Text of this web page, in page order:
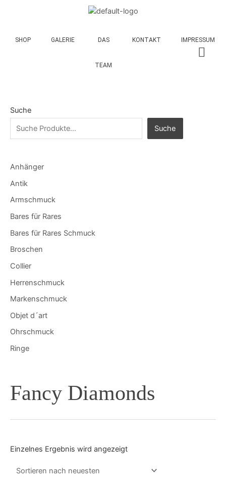
SHOP GALERIE DAS
TEAM
KONTAKT IMPRESSUM
Suche
Suche
Anhänger
Antik
Armschmuck
Bares für Rares
Bares für Rares Schmuck
Broschen
Collier
Herrenschmuck
Markenschmuck
Objet d´art
Ohrschmuck
Ringe
Fancy Diamonds
Einzelnes Ergebnis wird angezeigt